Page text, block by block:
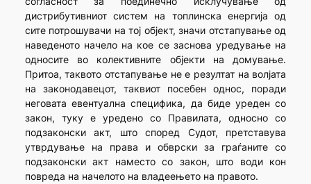
дистрибутивниот систем на топлинска енергија од
сите потрошувачи на тој објект, значи отстапување од
наведеното начело на кое се заснова уредување на
односите во колективните објекти на домување.
Притоа, таквото отстапување не е резултат на волјата
на законодавецот, таквиот посебен однос, поради
неговата евентуална специфика, да биде уреден со
закон, туку е уредено со Правилата, односно со
подзаконски акт, што според Судот, претставува
утврдување на права и обврски за граѓаните со
подзаконски акт наместо со закон, што води кон
повреда на начелото на владеењето на правото.